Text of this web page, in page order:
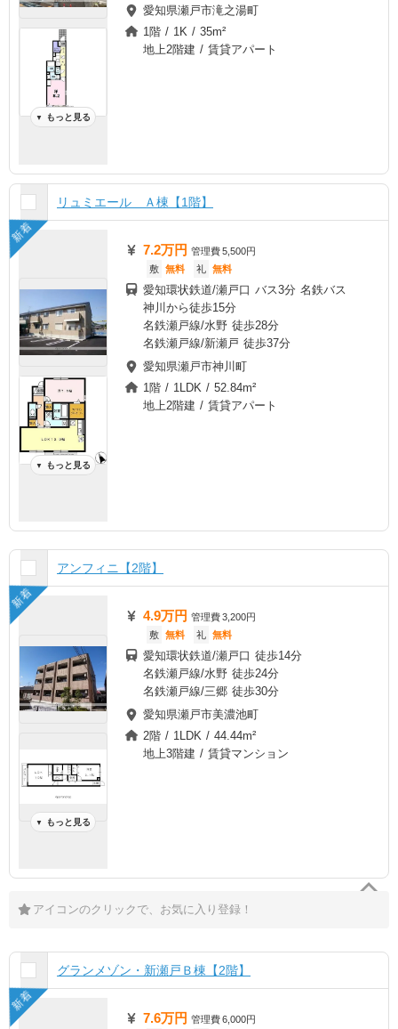
▼ もっと見る
愛知県瀬戸市滝之湯町
1階 / 1K / 35m²
地上2階建 / 賃貸アパート
リュミエール Ａ棟【1階】
新着
▼ もっと見る
7.2万円 管理費5,500円
敷 無料 礼 無料
愛知環状鉄道/瀬戸口 バス3分 名鉄バス
神川から徒歩15分
名鉄瀬戸線/水野 徒歩28分
名鉄瀬戸線/新瀬戸 徒歩37分
愛知県瀬戸市神川町
1階 / 1LDK / 52.84m²
地上2階建 / 賃貸アパート
アンフィニ【2階】
新着
▼ もっと見る
4.9万円 管理費3,200円
敷 無料 礼 無料
愛知環状鉄道/瀬戸口 徒歩14分
名鉄瀬戸線/水野 徒歩24分
名鉄瀬戸線/三郷 徒歩30分
愛知県瀬戸市美濃池町
2階 / 1LDK / 44.44m²
地上3階建 / 賃貸マンション
アイコンのクリックで、お気に入り登録！
グランメゾン・新瀬戸Ｂ棟【2階】
新着
7.6万円 管理費6,000円